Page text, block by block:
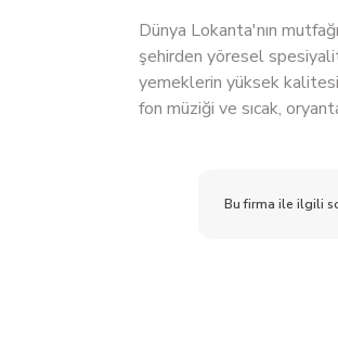
Dünya Lokanta'nın
şehirden yöresel
yemeklerin yüksek
fon müziği ve sıcak,
Bu firma ile ilgili